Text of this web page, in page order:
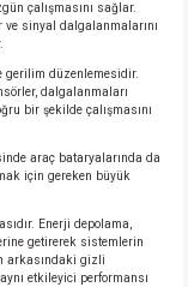
çalışmasını sağlar.
sinyal dalgalanmalarını
gerilim düzenlemesidir.
dalgalanmaları
bir şekilde çalışmasını
araç bataryalarında da
için gereken büyük
Enerji depolama,
getirerek sistemlerin
arkasındaki gizli
etkileyici performansı